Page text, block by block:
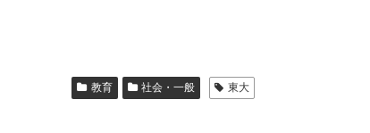
教育 社会・一般 東大